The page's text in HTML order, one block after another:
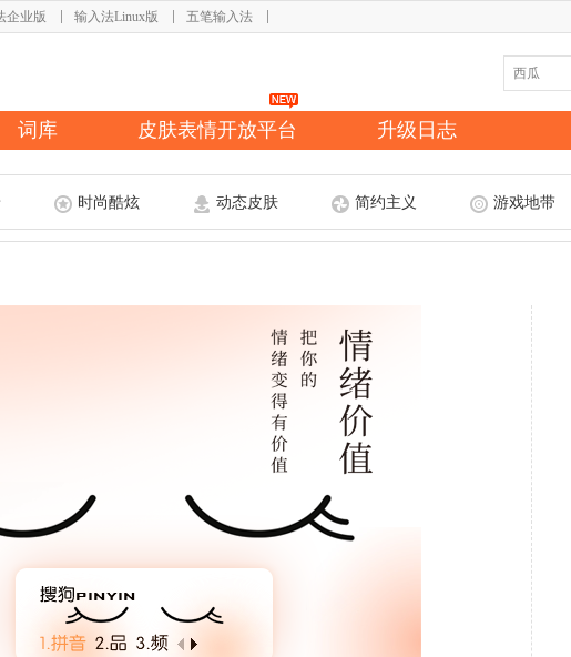
企业版 输入法Linux版 五笔输入法
词库 皮肤表情开放平台 升级日志
时尚酷炫 动态皮肤 简约主义 游戏地带